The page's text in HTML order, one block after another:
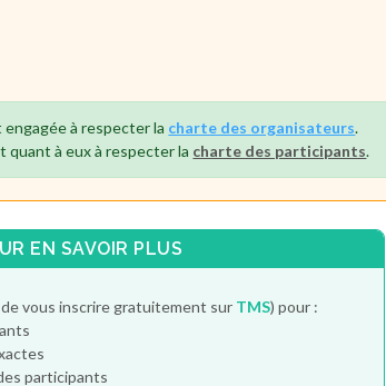
engagée à respecter la charte des organisateurs.
quant à eux à respecter la charte des participants.
EN SAVOIR PLUS
vous inscrire gratuitement sur TMS) pour :
participants